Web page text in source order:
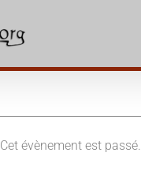
Cet évènement est passé.